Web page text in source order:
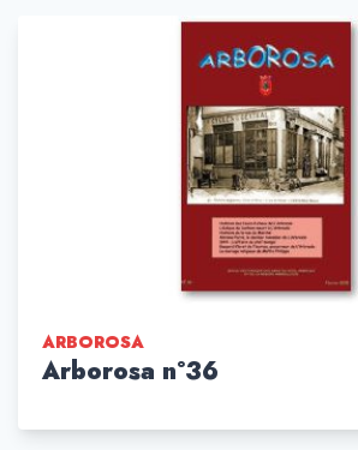
ARBOROSA
Arborosa n°36